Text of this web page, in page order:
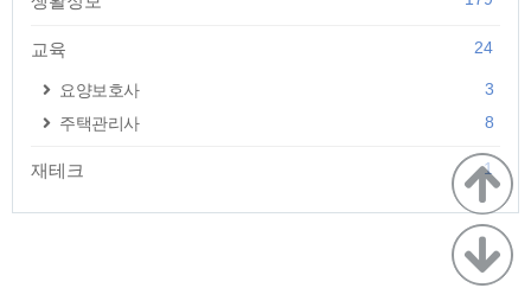
교육 24
요양보호사
3
주택관리사
8
재테크 1